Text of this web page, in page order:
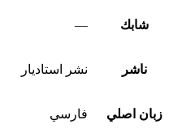
شابك —
ناشر نشر استاديار
زبان اصلي فارسي